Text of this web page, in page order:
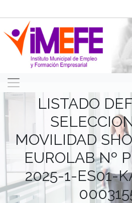
LISTADO
MOVILIDAD
EUROLAB Nº
2025-1-ES01-